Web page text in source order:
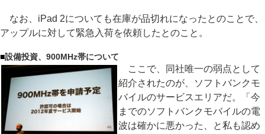
なお、iPad 2についても在庫が品切れになったとのことで、
アップルに対して緊急入荷を依頼したとのこと。
■設備投資、900MHz帯について
ここで、同社唯一の弱点として
紹介されたのが、ソフトバンクモ
バイルのサービスエリアだ。「今
までのソフトバンクモバイルの電
波は確かに悪かった、と私も認め